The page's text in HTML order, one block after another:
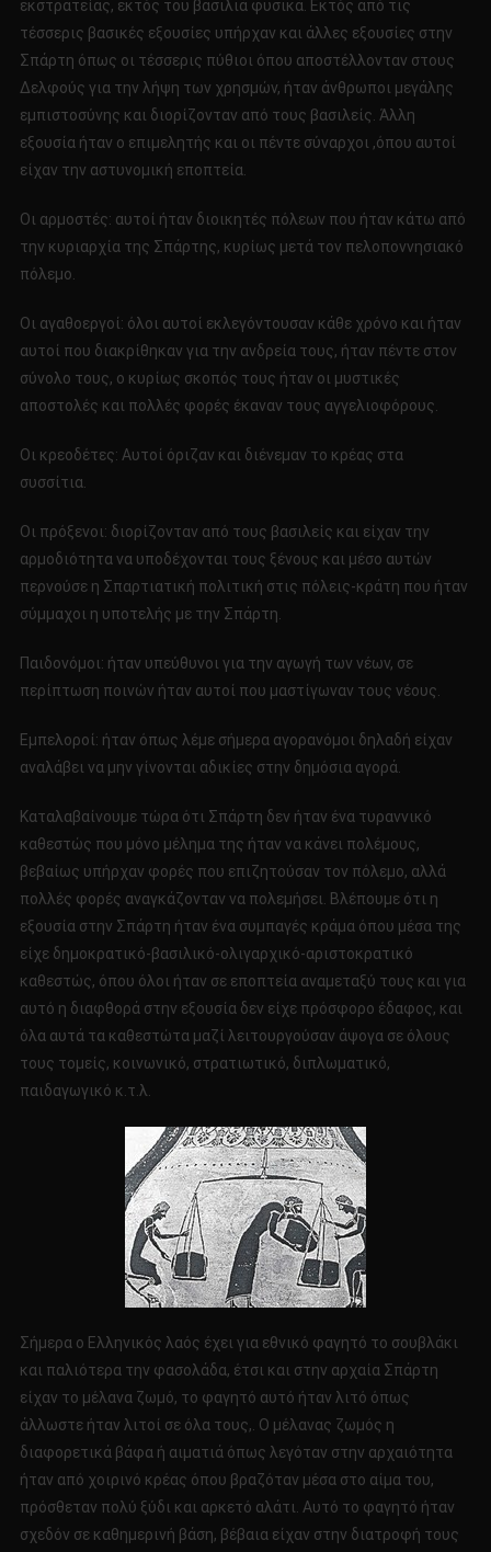
εκστρατείας, εκτός του βασιλιά φυσικά. Εκτός από τις
τέσσερις βασικές εξουσίες υπήρχαν και άλλες εξουσίες στην
Σπάρτη όπως οι τέσσερις πύθιοι όπου αποστέλλονταν στους
Δελφούς για την λήψη των χρησμών, ήταν άνθρωποι μεγάλης
εμπιστοσύνης και διορίζονταν από τους βασιλείς. Άλλη
εξουσία ήταν ο επιμελητής και οι πέντε σύναρχοι ,όπου αυτοί
είχαν την αστυνομική εποπτεία.
Οι αρμοστές: αυτοί ήταν διοικητές πόλεων που ήταν κάτω από
την κυριαρχία της Σπάρτης, κυρίως μετά τον πελοποννησιακό
πόλεμο.
Οι αγαθοεργοί: όλοι αυτοί εκλεγόντουσαν κάθε χρόνο και ήταν
αυτοί που διακρίθηκαν για την ανδρεία τους, ήταν πέντε στον
σύνολο τους, ο κυρίως σκοπός τους ήταν οι μυστικές
αποστολές και πολλές φορές έκαναν τους αγγελιοφόρους.
Οι κρεοδέτες: Αυτοί όριζαν και διένεμαν το κρέας στα
συσσίτια.
Οι πρόξενοι: διορίζονταν από τους βασιλείς και είχαν την
αρμοδιότητα να υποδέχονται τους ξένους και μέσο αυτών
περνούσε η Σπαρτιατική πολιτική στις πόλεις-κράτη που ήταν
σύμμαχοι η υποτελής με την Σπάρτη.
Παιδονόμοι: ήταν υπεύθυνοι για την αγωγή των νέων, σε
περίπτωση ποινών ήταν αυτοί που μαστίγωναν τους νέους.
Εμπελοροί: ήταν όπως λέμε σήμερα αγορανόμοι δηλαδή είχαν
αναλάβει να μην γίνονται αδικίες στην δημόσια αγορά.
Καταλαβαίνουμε τώρα ότι Σπάρτη δεν ήταν ένα τυραννικό
καθεστώς που μόνο μέλημα της ήταν να κάνει πολέμους,
βεβαίως υπήρχαν φορές που επιζητούσαν τον πόλεμο, αλλά
πολλές φορές αναγκάζονταν να πολεμήσει. Βλέπουμε ότι η
εξουσία στην Σπάρτη ήταν ένα συμπαγές κράμα όπου μέσα της
είχε δημοκρατικό-βασιλικό-ολιγαρχικό-αριστοκρατικό
καθεστώς, όπου όλοι ήταν σε εποπτεία αναμεταξύ τους και για
αυτό η διαφθορά στην εξουσία δεν είχε πρόσφορο έδαφος, και
όλα αυτά τα καθεστώτα μαζί λειτουργούσαν άψογα σε όλους
τους τομείς, κοινωνικό, στρατιωτικό, διπλωματικό,
παιδαγωγικό κ.τ.λ.
Σήμερα ο Ελληνικός λαός έχει για εθνικό φαγητό το σουβλάκι
και παλιότερα την φασολάδα, έτσι και στην αρχαία Σπάρτη
είχαν το μέλανα ζωμό, το φαγητό αυτό ήταν λιτό όπως
άλλωστε ήταν λιτοί σε όλα τους,. Ο μέλανας ζωμός η
διαφορετικά βάφα ή αιματιά όπως λεγόταν στην αρχαιότητα
ήταν από χοιρινό κρέας όπου βραζόταν μέσα στο αίμα του,
πρόσθεταν πολύ ξύδι και αρκετό αλάτι. Αυτό το φαγητό ήταν
σχεδόν σε καθημερινή βάση, βέβαια είχαν στην διατροφή τους